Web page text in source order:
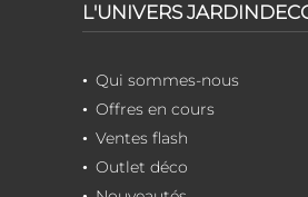
L'UNIVERS
Qui sommes-nous
Offres en cours
Ventes flash
Outlet déco